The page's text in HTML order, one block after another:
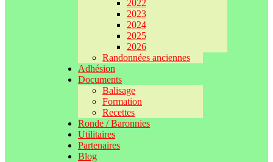
2022
2023
2024
2025
2026
Randonnées anciennes
Adhésion
Documents
Balisage
Formation
Recettes
Ronde / Baronnies
Utilitaires
Partenaires
Blog